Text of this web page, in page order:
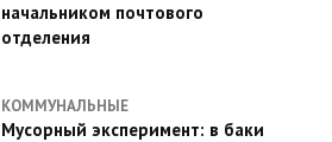
начальником почтового
отделения
КОММУНАЛЬНЫЕ
Мусорный эксперимент: в баки